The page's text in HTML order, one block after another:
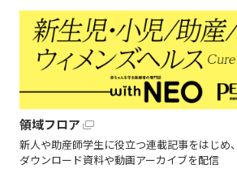
領域フロア
新人や助産師学生に役立つ連載記事をはじめ
ダウンロード資料や動画アーカイブを配信